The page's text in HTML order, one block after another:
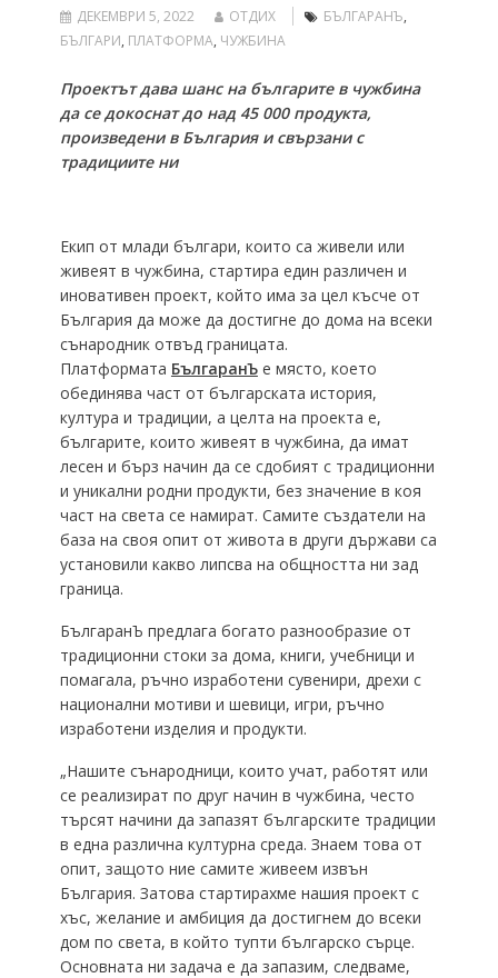
ДЕКЕМВРИ 5, 2022 ОТДИХ БЪЛГАРАНЪ,
БЪЛГАРИ, ПЛАТФОРМА, ЧУЖБИНА
Проектът дава шанс на българите в чужбина
да се докоснат до над 45 000 продукта,
произведени в България и свързани с
традициите ни
Екип от млади българи, които са живели или
живеят в чужбина, стартира един различен и
иновативен проект, който има за цел късче от
България да може да достигне до дома на всеки
сънародник отвъд границата.
Платформата БългаранЪе място, което
обединява част от българската история,
култура и традиции, а целта на проекта е,
българите, които живеят в чужбина, да имат
лесен и бърз начин да се сдобият с традиционни
и уникални родни продукти, без значение в коя
част на света се намират. Самите създатели на
база на своя опит от живота в други държави са
установили какво липсва на общността ни зад
граница.
БългаранЪ предлага богато разнообразие от
традиционни стоки за дома, книги, учебници и
помагала, ръчно изработени сувенири, дрехи с
национални мотиви и шевици, игри, ръчно
изработени изделия и продукти.
„Нашите сънародници, които учат, работят или
се реализират по друг начин в чужбина, често
търсят начини да запазят българските традиции
в една различна културна среда. Знаем това от
опит, защото ние самите живеем извън
България. Затова стартирахме нашия проект с
хъс, желание и амбиция да достигнем до всеки
дом по света, в който тупти българско сърце.
Основната ни задача е да запазим, следваме,